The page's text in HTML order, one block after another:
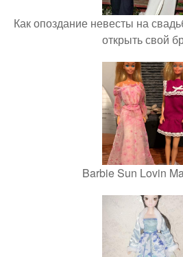
Как опоздание невесты на
открыть свой
Barbie Sun Lovin